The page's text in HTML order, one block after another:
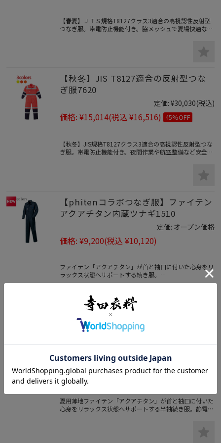
【春夏】ＪＩＳ規格T8127クラス3適合の高視認性反射型
つなぎ服。帯電防止機能付き。脇メッシュで夏場快適な夜
【秋冬】JIS T8127適合の反射型つな
ぎ服7620
定価: ¥30,030(税込)
価格: ¥15,014(税込 ¥16,516) 45%OFF
【秋冬】JIS規格T8127クラス3適合の高視認性反射型つな
ぎ服。帯電防止機能付き。夜間作業や航空整備など安全な
【phitenコラボつなぎ服】ファイテン
アクアチタン内蔵ツナギ1510
定価: オープン価格
価格: ¥9,200(税込 ¥10,120)
ファイテン「アクアチタン」が首と袖口に付いた心身をリ
ラックス状態へサポートする続き服。
静電気帯電防止オートバイ印のハイクオリティつなぎ。
【phitenコラボつなぎ服】夏用ファイ
テン アクアチタン内蔵の半袖ツナギ15
11
定価:
価格:¥8,500(税込 ¥9,350)
夏用薄地ファイテン「アクアチタン」が首と袖口に付いた
心身をリラックス状態へサポートする半袖続き服。静電気